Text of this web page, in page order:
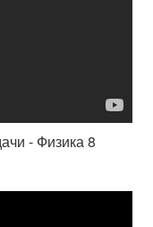
- Физика 8